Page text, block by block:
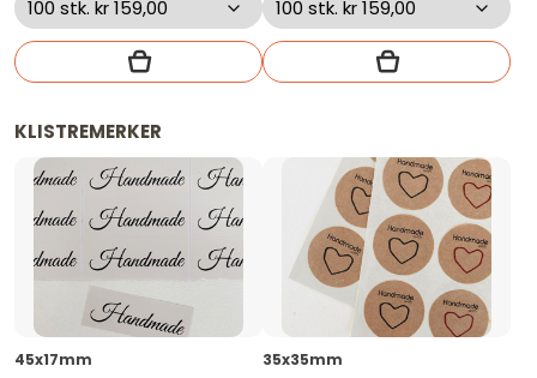
KLISTREMERKER
45x17mm 35x35mm